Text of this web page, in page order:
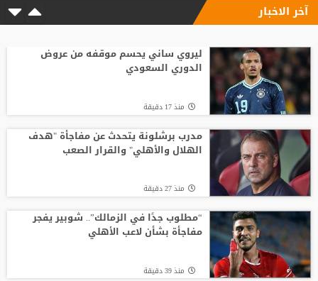
مأساة وفاة لاعب شاب
باريس سان جيرمان يتوصل إلى اتفاق مع
فيران توريس
وفاة والد ليونيل ميسي عن 68 عاما
آخر الاخبار
ليروي ساني يحسم موقفه من عروض
الدوري السعودي
منذ 17 دقيقة
مدرب برشلونة يتحدث عن مفاجأة "هدف
الهلال والأهلي" والقرار الصعب
منذ 27 دقيقة
“مطلوب جدًا في الزمالك”.. شوبير يفجر
مفاجأة بشأن لاعب الأهلي
منذ 39 دقيقة